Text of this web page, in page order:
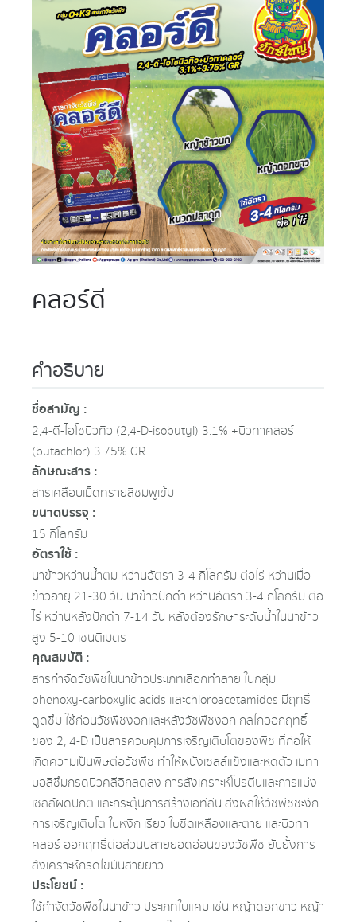
คลอร์ดี
คำอธิบาย
ชื่อสามัญ :
2,4-ดี-ไอโซบิวทิว (2,4-D-isobutyl) 3.1% +บิวทาคลอร์
(butachlor) 3.75% GR
ลักษณะสาร :
สารเคลือบเม็ดทรายสีชมพูเข้ม
ขนาดบรรจุ :
15 กิโลกรัม
อัตราใช้ :
นาข้าวหว่านน้ำตม หว่านอัตรา 3-4 กิโลกรัม ต่อไร่ หว่านเมื่อ
ข้าวอายุ 21-30 วัน นาข้าวปักดำ หว่านอัตรา 3-4 กิโลกรัม ต่อ
ไร่ หว่านหลังปักดำ 7-14 วัน หลังต้องรักษาระดับน้ำในนาข้าว
สูง 5-10 เซนติเมตร
คุณสมบัติ :
สารกำจัดวัชพืชในนาข้าวประเภทเลือกทำลาย ในกลุ่ม
phenoxy-carboxylic acids และchloroacetamides มีฤทธิ์
ดูดซึม ใช้ก่อนวัชพืชงอกและหลังวัชพืชงอก กลไกออกฤทธิ์
ของ 2, 4-D เป็นสารควบคุมการเจริญเติบโตของพืช ที่ก่อให้
เกิดความเป็นพิษต่อวัชพืช ทำให้ผนังเซลล์แข็งและหดตัว เมทา
บอลิซึมกรดนิวคลีอิกลดลง การสังเคราะห์โปรตีนและการแบ่ง
เซลล์ผิดปกติ และกระตุ้นการสร้างเอทีลีน ส่งผลให้วัชพืชชะงัก
การเจริญเติบโต ใบหงิก เรียว ใบซีดเหลืองและตาย และบิวทา
คลอร์ ออกฤทธิ์ต่อส่วนปลายยอดอ่อนของวัชพืช ยับยั้งการ
สังเคราะห์กรดไขมันสายยาว
ประโยชน์ :
ใช้กำจัดวัชพืชในนาข้าว ประเภทใบแคบ เช่น หญ้าดอกขาว หญ้า